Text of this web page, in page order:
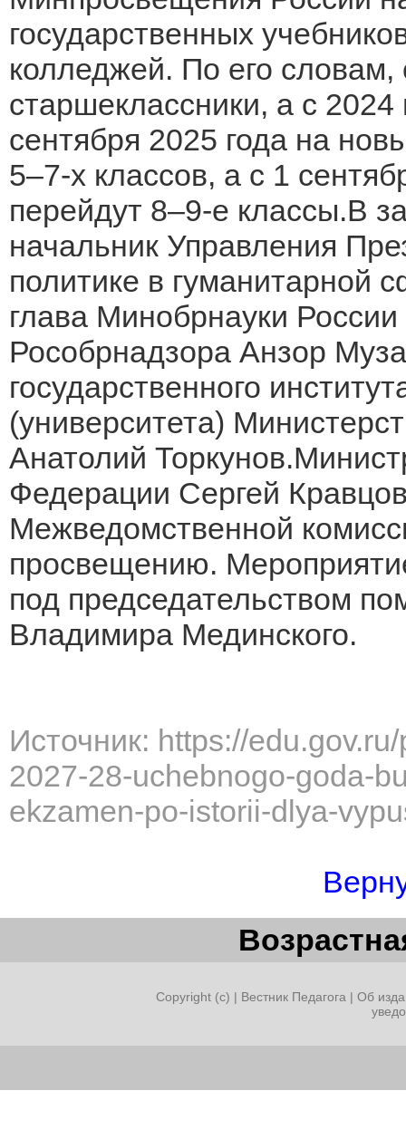
государственных
колледжей. По его словам,
старшеклассники, а с
сентября 2025 года на
5–7-х классов, а с 1
перейдут 8–9-е классы.В
начальник Управления
политике в гуманитарной
глава Минобрнауки
Рособрнадзора Анзор
государственного
(университета)
Анатолий
Федерации Сергей
Межведомственной
просвещению.
под председательством
Владимира Мединского.
Источник: https://
2027-28-uchebnogo-goda-
ekzamen-po-istorii-dlya-
Copyright (c) | Вестник Педагога | Об